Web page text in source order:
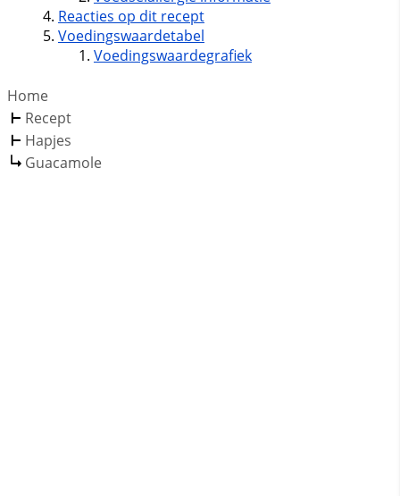
Reacties op dit recept
Voedingswaardetabel
Voedingswaardegrafiek
Home
Recept
Hapjes
Guacamole